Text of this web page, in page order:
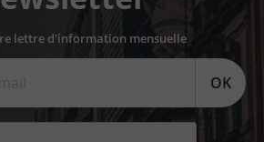
lettre d'information mensuelle
OK